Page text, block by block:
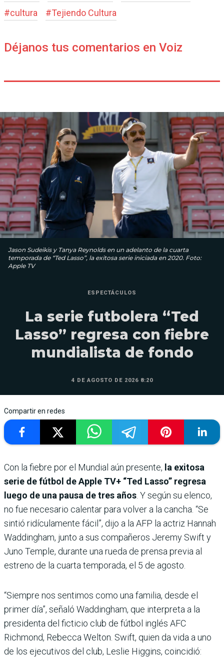
#cultura #Tejiendo Cultura
Déjanos tus comentarios en Voiz
Jason Sudeikis y Tanya Reynolds en un adelanto de la cuarta
temporada de “Ted Lasso”, la exitosa serie iniciada en 2020. Foto:
Apple TV
ESPECTÁCULOS
La serie futbolera “Ted
Lasso” regresa con fiebre
mundialista de fondo
4 DE AGOSTO DE 2026 8:20
Compartir en redes
Con la fiebre por el Mundial aún presente, la exitosa
serie de fútbol de Apple TV+ “Ted Lasso” regresa
luego de una pausa de tres años . Y según su elenco,
no fue necesario calentar para volver a la cancha. “Se
sintió ridículamente fácil”, dijo a la AFP la actriz Hannah
Waddingham, junto a sus compañeros Jeremy Swift y
Juno Temple, durante una rueda de prensa previa al
estreno de la cuarta temporada, el 5 de agosto.
“Siempre nos sentimos como una familia, desde el
primer día”, señaló Waddingham, que interpreta a la
presidenta del ficticio club de fútbol inglés AFC
Richmond, Rebecca Welton. Swift, quien da vida a uno
de los ejecutivos del club, Leslie Higgins, coincidió: